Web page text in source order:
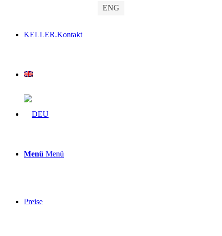
KELLER.Kontakt
Menü Menü
Preise
ENG